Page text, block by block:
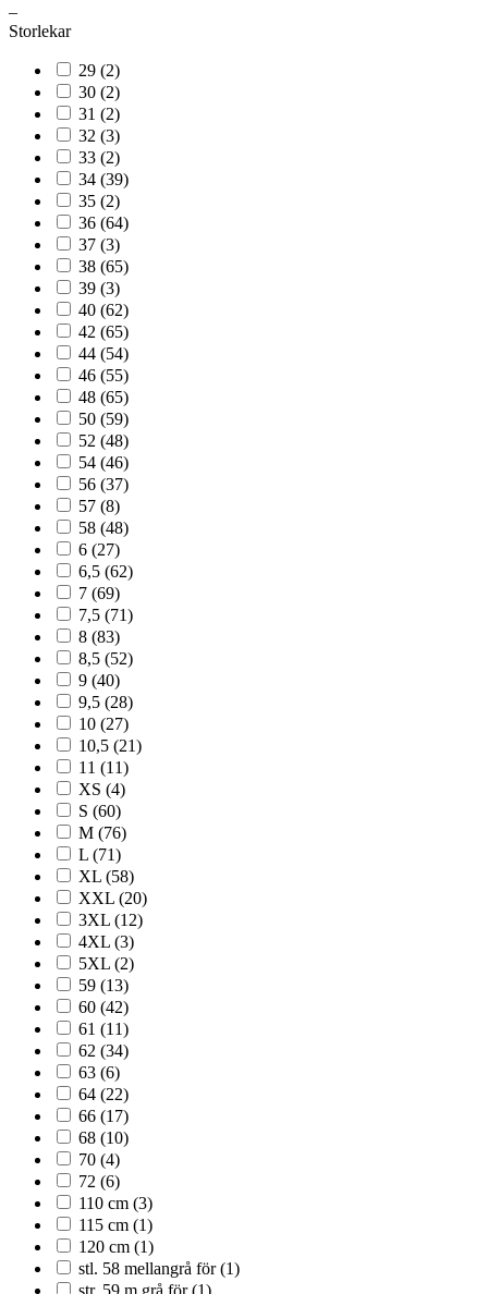
–
Storlekar
29 (2)
30 (2)
31 (2)
32 (3)
33 (2)
34 (39)
35 (2)
36 (64)
37 (3)
38 (65)
39 (3)
40 (62)
42 (65)
44 (54)
46 (55)
48 (65)
50 (59)
52 (48)
54 (46)
56 (37)
57 (8)
58 (48)
6 (27)
6,5 (62)
7 (69)
7,5 (71)
8 (83)
8,5 (52)
9 (40)
9,5 (28)
10 (27)
10,5 (21)
11 (11)
XS (4)
S (60)
M (76)
L (71)
XL (58)
XXL (20)
3XL (12)
4XL (3)
5XL (2)
59 (13)
60 (42)
61 (11)
62 (34)
63 (6)
64 (22)
66 (17)
68 (10)
70 (4)
72 (6)
110 cm (3)
115 cm (1)
120 cm (1)
stl. 58 mellangrå för (1)
str. 59 m.grå för (1)